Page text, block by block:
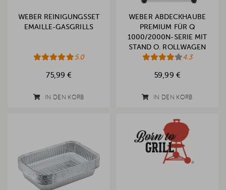
WEBER REINIGUNGSSET
EMAILLE-GASGRILLS
5.0
75,99 €
IN DEN KORB
WEBER ABDECKHAUBE
PREMIUM FÜR Q
1000/2000N-SERIE MIT
STAND O. ROLLWAGEN
(2025)
4.3
59,99 €
IN DEN KORB